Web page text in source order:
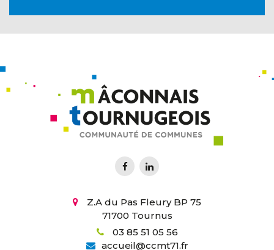
Z.A du Pas Fleury BP 75
71700 Tournus
03 85 51 05 56
accueil@ccmt71.fr